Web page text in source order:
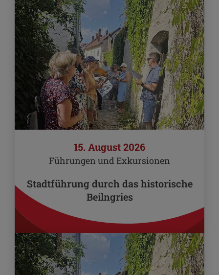
15. August 2026
Führungen und Exkursionen
Stadtführung durch das historische
Beilngries